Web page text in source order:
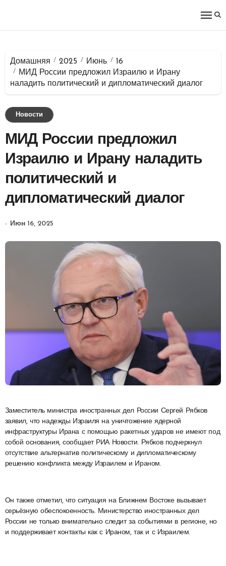
Домашняя 2025 Июнь
16
МИД России предложил Израилю и Ирану
наладить политический и дипломатический диалог
Новости
МИД России предложил
Израилю и Ирану наладить
политический и
дипломатический диалог
Июн 16, 2025
Заместитель министра иностранных дел России Сергей Рябков
заявил, что надежды Израиля на уничтожение ядерной
инфраструктуры Ирана с помощью ракетных ударов не имеют под
собой основания, сообщает РИА Новости. Рябков подчеркнул
отсутствие альтернатив политическому и дипломатическому
решению конфликта между Израилем и Ираном.
Он также отметил, что ситуация на Ближнем Востоке вызывает
серьёзную обеспокоенность. Министерство иностранных дел
России не только внимательно следит за событиями в регионе, но
и поддерживает контакты как с Ираном, так и с Израилем.